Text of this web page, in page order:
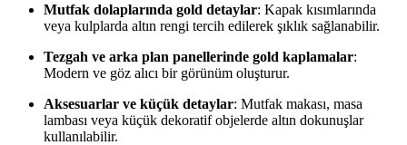
Mutfak dolaplarında gold detaylar: Kapak kısımlarında
veya kulplarda altın rengi tercih edilerek şıklık sağlanabilir.
Tezgah ve arka plan panellerinde gold kaplamalar:
Modern ve göz alıcı bir görünüm oluşturur.
Aksesuarlar ve küçük detaylar: Mutfak makası, masa
lambası veya küçük dekoratif objelerde altın dokunuşlar
kullanılabilir.